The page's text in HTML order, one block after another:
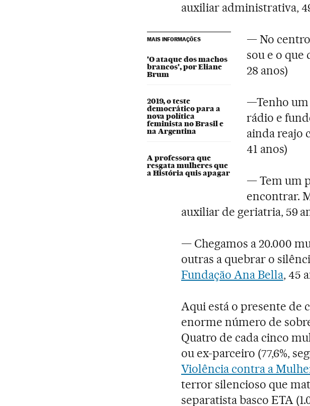
auxiliar administrativa,
MAIS INFORMAÇÕES
'O ataque dos machos
brancos', por Eliane
Brum
2019, o teste
democrático para a
nova política
feminista no Brasil e
na Argentina
A professora que
resgata mulheres que
a História quis apagar
— No
sou e o que
28 anos)
—Tenho um
rádio e
ainda reajo
41 anos)
— Tem um
encontrar.
auxiliar de geriatria, 59
— Chegamos a 20.000
outras a quebrar o
Fundação Ana Bella, 45
Aqui está o presente de
enorme número de
Quatro de cada cinco
ou ex-parceiro (77,6%,
Violência contra a
terror silencioso que
separatista basco ETA